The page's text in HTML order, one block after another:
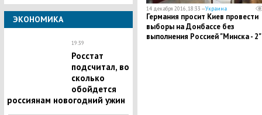
ЭКОНОМИКА
19:39
Росстат
подсчитал, во
сколько
обойдется
россиянам новогодний ужин
14 декабря 2016, 18:33 —Украина
Германия просит Киев провести
выборы на Донбассе без
выполнения Россией "Минска - 2"